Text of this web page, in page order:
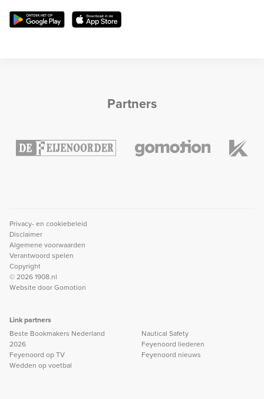
Partners
Privacy- en cookiebeleid
Disclaimer
Algemene voorwaarden
Verantwoord spelen
Copyright
© 2026 1908.nl
Website doorGomotion
Link partners
Beste Bookmakers Nederland
2026
Feyenoord op TV
Wedden op voetbal
Nautical Safety
Feyenoord liederen
Feyenoord nieuws